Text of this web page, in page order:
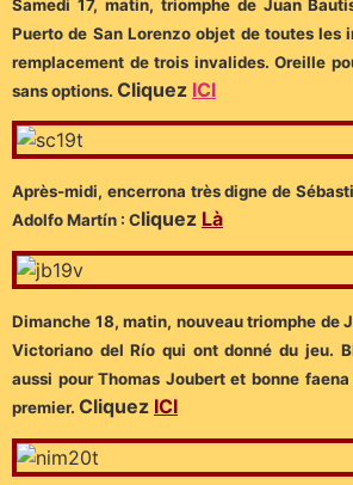
Samedi 17, matin, triomphe de Juan
Puerto de San Lorenzo objet de toutes les
remplacement de trois invalides. Oreille
sans options. Cliquez ICI
Après-midi, encerrona très digne de
Adolfo Martín : Cliquez Là
Dimanche 18, matin, nouveau triomphe de
Victoriano del Río qui ont donné du jeu.
aussi pour Thomas Joubert et bonne
premier. Cliquez ICI